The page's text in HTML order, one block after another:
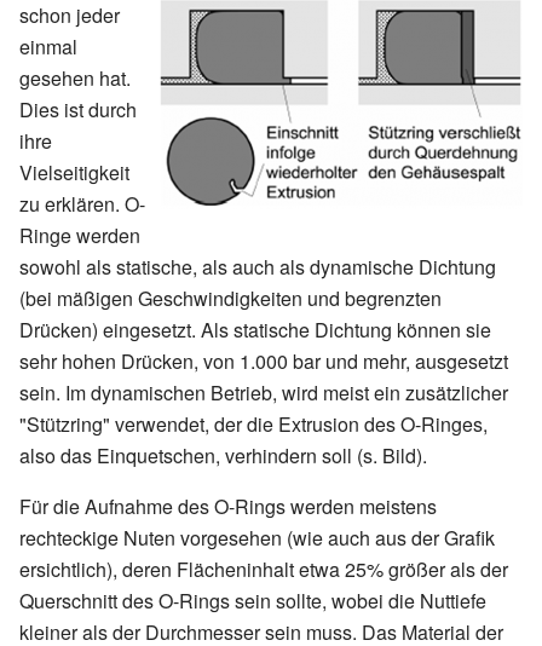
schon jeder
einmal
gesehen hat.
Dies ist durch
ihre
Vielseitigkeit
zu erklären. O-
Ringe werden
sowohl als statische, als auch als dynamische Dichtung
(bei mäßigen Geschwindigkeiten und begrenzten
Drücken) eingesetzt. Als statische Dichtung können sie
sehr hohen Drücken, von 1.000 bar und mehr, ausgesetzt
sein. Im dynamischen Betrieb, wird meist ein zusätzlicher
"Stützring" verwendet, der die Extrusion des O-Ringes,
also das Einquetschen, verhindern soll (s. Bild).
Für die Aufnahme des O-Rings werden meistens
rechteckige Nuten vorgesehen (wie auch aus der Grafik
ersichtlich), deren Flächeninhalt etwa 25% größer als der
Querschnitt des O-Rings sein sollte, wobei die Nuttiefe
kleiner als der Durchmesser sein muss. Das Material der